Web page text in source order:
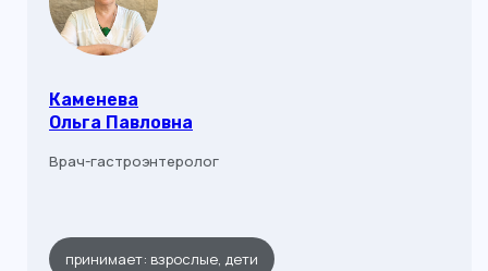
Каменева
Ольга Павловна
Врач-гастроэнтеролог
принимает: взрослые, дети